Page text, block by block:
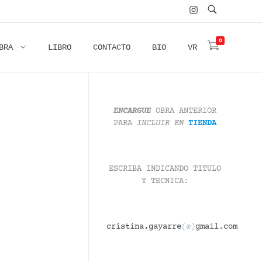
0
LIBRO CONTACTO BIO VR
ENCARGUE OBRA ANTERIOR
PARA INCLUIR EN TIENDA
ESCRIBA INDICANDO TITULO
Y TECNICA:
cristina.gayarre(æ)gmail.com